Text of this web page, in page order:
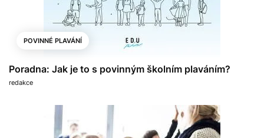
POVINNÉ PLAVÁNÍ
Poradna: Jak je to s povinným školním plaváním?
redakce